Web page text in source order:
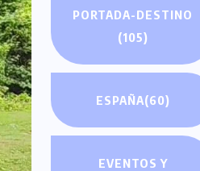
PORTADA-DESTINO
(105)
ESPAÑA(60)
EVENTOS Y